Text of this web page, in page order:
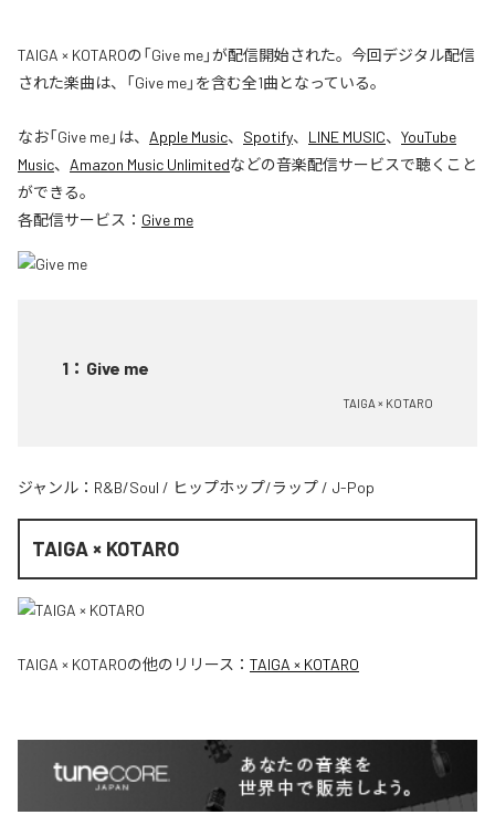
TAIGA × KOTAROの「Give me」が配信開始された。今回デジタル配信
された楽曲は、「Give me」を含む全1曲となっている。
なお「Give me」は、 Apple Music、 Spotify、 LINE MUSIC、 YouTube
Music、 Amazon Music Unlimitedなどの音楽配信サービスで聴くこと
ができる。
各配信サービス： Give me
1 ： Give me
TAIGA × KOTARO
ジャンル： R&B/Soul / ヒップホップ/ラップ / J-Pop
TAIGA × KOTARO
TAIGA × KOTAROの他のリリース： TAIGA × KOTARO